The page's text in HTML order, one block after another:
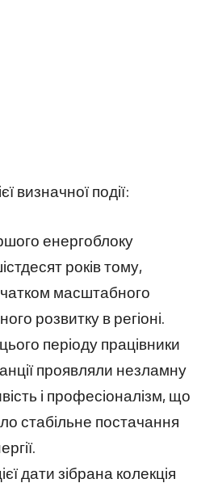
визначної події:
енергоблоку
років тому,
масштабного
розвитку в регіоні.
періоду працівники
проявляли незламну
і професіоналізм, що
стабільне постачання
дати зібрана колекція